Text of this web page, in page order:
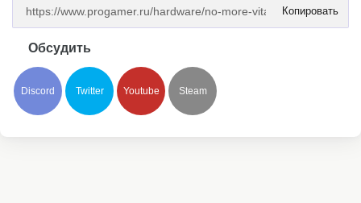
Копировать
Обсудить
Discord Twitter Youtube Steam